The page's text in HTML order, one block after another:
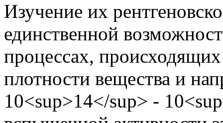
Изучение их
единственной
процессах,
плотности вещества и
10<sup>14</sup> -